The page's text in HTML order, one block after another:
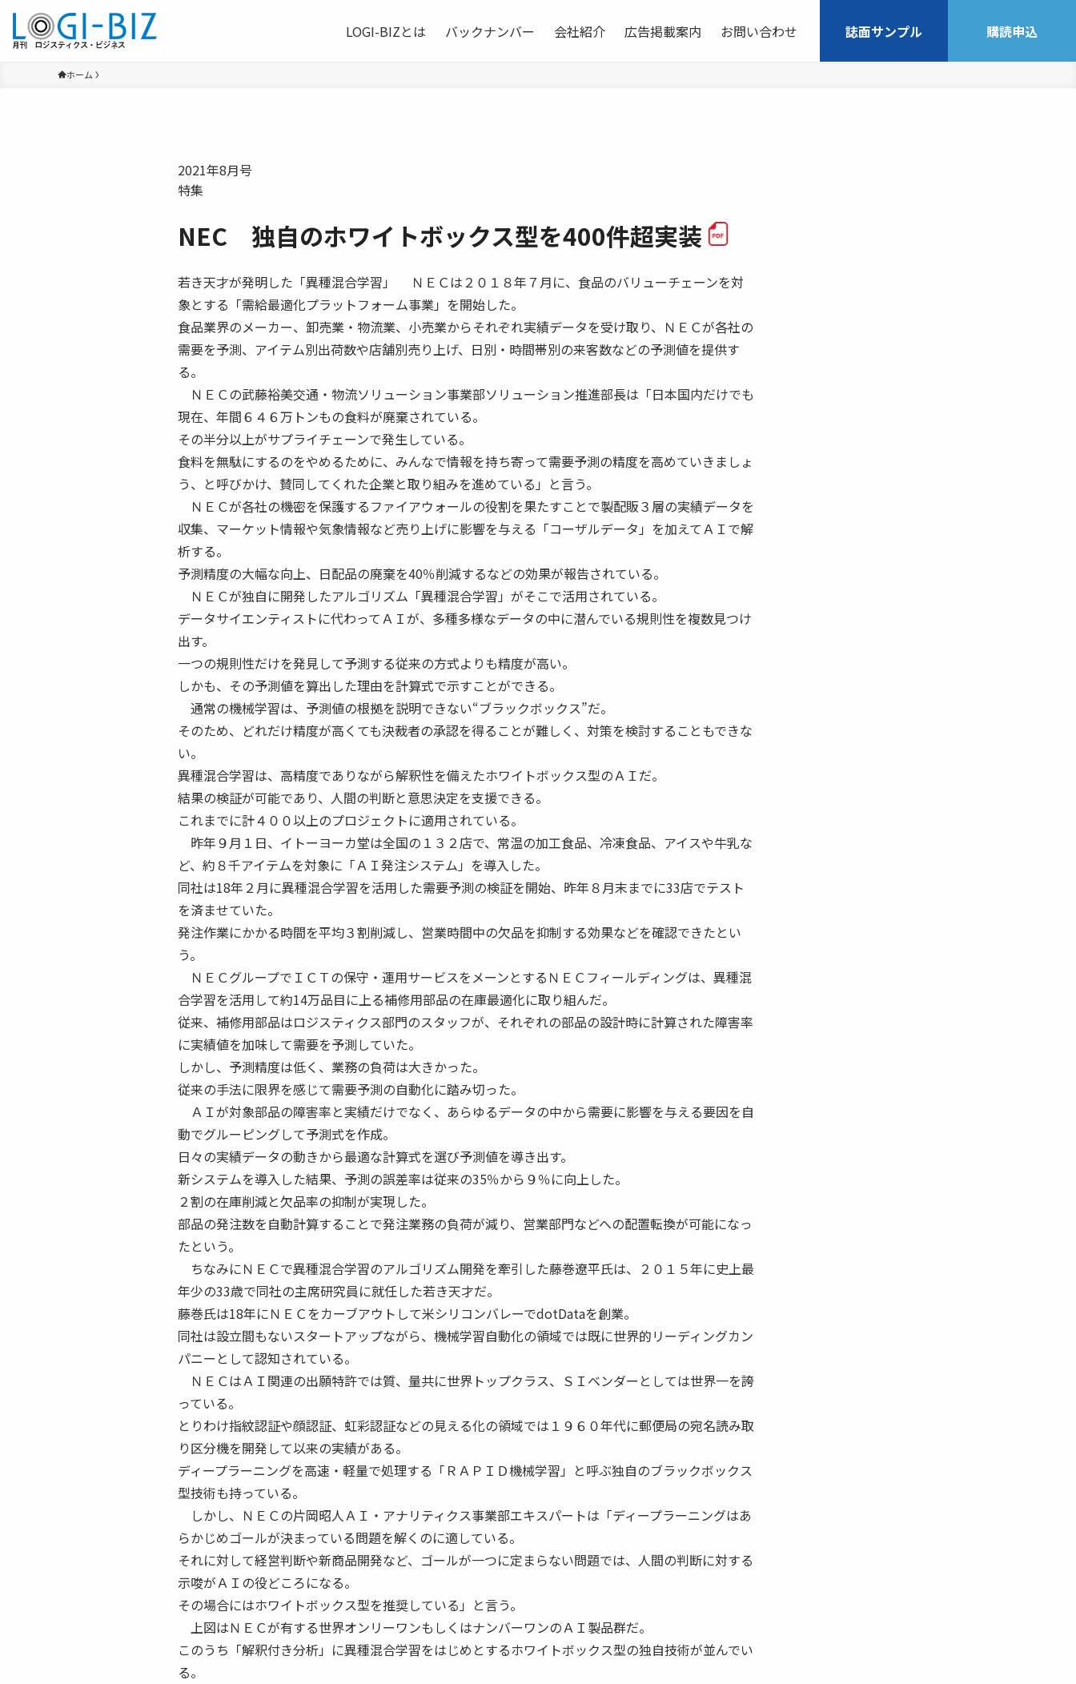
LOGI-BIZとは バックナンバー 会社紹介 広告掲載案内 お問い合わせ 誌面サンプル 購読申込
ホーム
2021年8月号
特集
NEC 独自のホワイトボックス型を400件超実装
若き天才が発明した「異種混合学習」 ＮＥＣは２０１８年７月に、食品のバリューチェーンを対
象とする「需給最適化プラットフォーム事業」を開始した。
食品業界のメーカー、卸売業・物流業、小売業からそれぞれ実績データを受け取り、ＮＥＣが各社の
需要を予測、アイテム別出荷数や店舗別売り上げ、日別・時間帯別の来客数などの予測値を提供す
る。
ＮＥＣの武藤裕美交通・物流ソリューション事業部ソリューション推進部長は「日本国内だけでも
現在、年間６４６万トンもの食料が廃棄されている。
その半分以上がサプライチェーンで発生している。
食料を無駄にするのをやめるために、みんなで情報を持ち寄って需要予測の精度を高めていきましょ
う、と呼びかけ、賛同してくれた企業と取り組みを進めている」と言う。
ＮＥＣが各社の機密を保護するファイアウォールの役割を果たすことで製配販３層の実績データを
収集、マーケット情報や気象情報など売り上げに影響を与える「コーザルデータ」を加えてＡＩで解
析する。
予測精度の大幅な向上、日配品の廃棄を40％削減するなどの効果が報告されている。
ＮＥＣが独自に開発したアルゴリズム「異種混合学習」がそこで活用されている。
データサイエンティストに代わってＡＩが、多種多様なデータの中に潜んでいる規則性を複数見つけ
出す。
一つの規則性だけを発見して予測する従来の方式よりも精度が高い。
しかも、その予測値を算出した理由を計算式で示すことができる。
通常の機械学習は、予測値の根拠を説明できない“ブラックボックス”だ。
そのため、どれだけ精度が高くても決裁者の承認を得ることが難しく、対策を検討することもできな
い。
異種混合学習は、高精度でありながら解釈性を備えたホワイトボックス型のＡＩだ。
結果の検証が可能であり、人間の判断と意思決定を支援できる。
これまでに計４００以上のプロジェクトに適用されている。
昨年９月１日、イトーヨーカ堂は全国の１３２店で、常温の加工食品、冷凍食品、アイスや牛乳な
ど、約８千アイテムを対象に「ＡＩ発注システム」を導入した。
同社は18年２月に異種混合学習を活用した需要予測の検証を開始、昨年８月末までに33店でテスト
を済ませていた。
発注作業にかかる時間を平均３割削減し、営業時間中の欠品を抑制する効果などを確認できたとい
う。
ＮＥＣグループでＩＣＴの保守・運用サービスをメーンとするＮＥＣフィールディングは、異種混
合学習を活用して約14万品目に上る補修用部品の在庫最適化に取り組んだ。
従来、補修用部品はロジスティクス部門のスタッフが、それぞれの部品の設計時に計算された障害率
に実績値を加味して需要を予測していた。
しかし、予測精度は低く、業務の負荷は大きかった。
従来の手法に限界を感じて需要予測の自動化に踏み切った。
ＡＩが対象部品の障害率と実績だけでなく、あらゆるデータの中から需要に影響を与える要因を自
動でグルーピングして予測式を作成。
日々の実績データの動きから最適な計算式を選び予測値を導き出す。
新システムを導入した結果、予測の誤差率は従来の35％から９％に向上した。
２割の在庫削減と欠品率の抑制が実現した。
部品の発注数を自動計算することで発注業務の負荷が減り、営業部門などへの配置転換が可能になっ
たという。
ちなみにＮＥＣで異種混合学習のアルゴリズム開発を牽引した藤巻遼平氏は、２０１５年に史上最
年少の33歳で同社の主席研究員に就任した若き天才だ。
藤巻氏は18年にＮＥＣをカーブアウトして米シリコンバレーでdotDataを創業。
同社は設立間もないスタートアップながら、機械学習自動化の領域では既に世界的リーディングカン
パニーとして認知されている。
ＮＥＣはＡＩ関連の出願特許では質、量共に世界トップクラス、ＳＩベンダーとしては世界一を誇
っている。
とりわけ指紋認証や顔認証、虹彩認証などの見える化の領域では１９６０年代に郵便局の宛名読み取
り区分機を開発して以来の実績がある。
ディープラーニングを高速・軽量で処理する「ＲＡＰＩＤ機械学習」と呼ぶ独自のブラックボックス
型技術も持っている。
しかし、ＮＥＣの片岡昭人ＡＩ・アナリティクス事業部エキスパートは「ディープラーニングはあ
らかじめゴールが決まっている問題を解くのに適している。
それに対して経営判断や新商品開発など、ゴールが一つに定まらない問題では、人間の判断に対する
示唆がＡＩの役どころになる。
その場合にはホワイトボックス型を推奨している」と言う。
上図はＮＥＣが有する世界オンリーワンもしくはナンバーワンのＡＩ製品群だ。
このうち「解釈付き分析」に異種混合学習をはじめとするホワイトボックス型の独自技術が並んでい
る。